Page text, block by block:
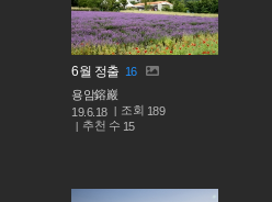
6월 정출 16
용암鎔巖
19.6.18
조회 189
추천 수 15